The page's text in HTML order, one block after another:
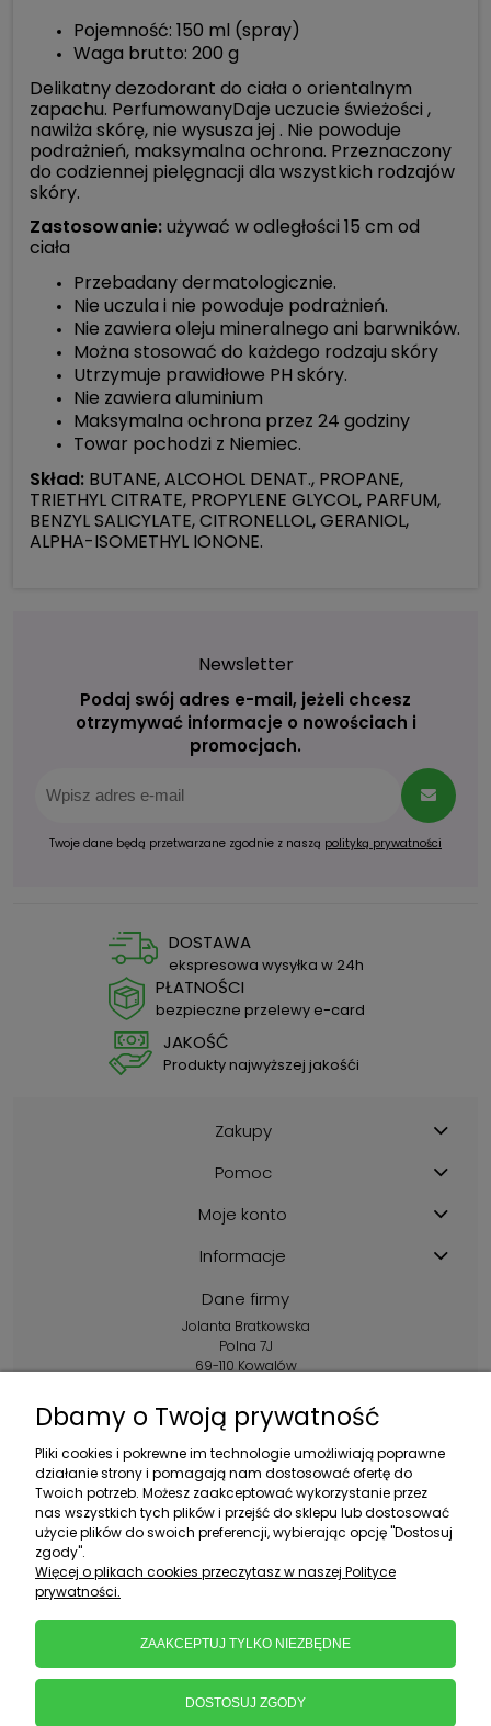
Pojemność: 150 ml (spray)
Waga brutto: 200 g
Delikatny dezodorant do ciała o orientalnym
zapachu. PerfumowanyDaje uczucie świeżości ,
nawilża skórę, nie wysusza jej . Nie powoduje
podrażnień, maksymalna ochrona. Przeznaczony
do codziennej pielęgnacji dla wszystkich rodzajów
skóry.
Zastosowanie:używać w odległości 15 cm od
ciała
Przebadany dermatologicznie.
Nie uczula i nie powoduje podrażnień.
Nie zawiera oleju mineralnego ani barwników.
Można stosować do każdego rodzaju skóry
Utrzymuje prawidłowe PH skóry.
Nie zawiera aluminium
Maksymalna ochrona przez 24 godziny
Towar pochodzi z Niemiec.
Skład: BUTANE, ALCOHOL DENAT., PROPANE,
TRIETHYL CITRATE, PROPYLENE GLYCOL, PARFUM,
BENZYL SALICYLATE, CITRONELLOL, GERANIOL,
ALPHA-ISOMETHYL IONONE.
Newsletter
Podaj swój adres e-mail, jeżeli chcesz
otrzymywać informacje o nowościach i
promocjach.
Twoje dane będą przetwarzane zgodnie z naszą polityką prywatności
DOSTAWA
ekspresowa wysyłka w 24h
PŁATNOŚCI
bezpieczne przelewy e-card
JAKOŚĆ
Produkty najwyższej jakośći
Zakupy
Pomoc
Moje konto
Informacje
Dane firmy
Jolanta Bratkowska
Polna 7J
69-110 Kowalów
+48 602 356 983
pon.-pt.: 10:00-16:00
sklep@ebratek.pl
Dbamy o Twoją prywatność
Pliki cookies i pokrewne im technologie umożliwiają poprawne
działanie strony i pomagają nam dostosować ofertę do
Twoich potrzeb. Możesz zaakceptować wykorzystanie przez
nas wszystkich tych plików i przejść do sklepu lub dostosować
użycie plików do swoich preferencji, wybierając opcję "Dostosuj
zgody".
Więcej o plikach cookies przeczytasz w naszej Polityce
prywatności.
ZAAKCEPTUJ TYLKO NIEZBĘDNE
DOSTOSUJ ZGODY